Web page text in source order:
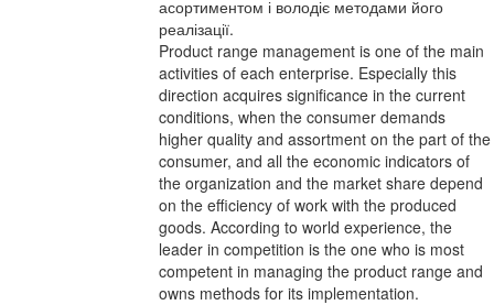
асортиментом і володіє методами його
реалізації.
Product range management is one of the main
activities of each enterprise. Especially this
direction acquires significance in the current
conditions, when the consumer demands
higher quality and assortment on the part of the
consumer, and all the economic indicators of
the organization and the market share depend
on the efficiency of work with the produced
goods. According to world experience, the
leader in competition is the one who is most
competent in managing the product range and
owns methods for its implementation.